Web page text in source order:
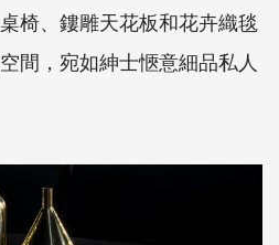
椅、鏤雕天花板和花卉織毯
間，宛如紳士愜意細品私人